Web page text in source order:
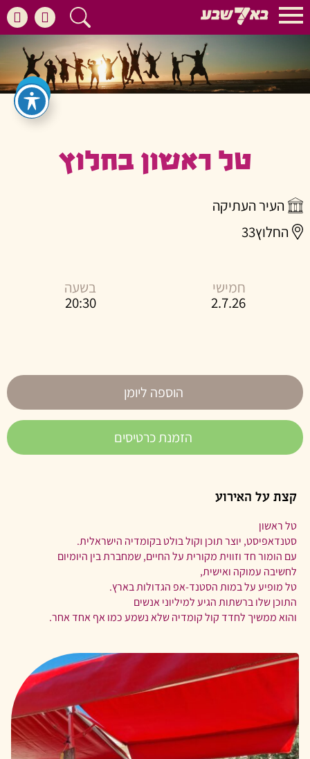
טל ראשון בחלוץ
העיר העתיקה
החלוץ33
חמישי
2.7.26
בשעה
20:30
הוספה ליומן
הזמנת כרטיסים
קצת על האירוע
טל ראשון
סטנדאפיסט, יוצר תוכן וקול בולט בקומדיה הישראלית.
עם הומור חד וזווית מקורית על החיים, שמחברת בין היומיום
לחשיבה עמוקה ואישית,
טל מופיע על במות הסטנד-אפ הגדולות בארץ.
התוכן שלו ברשתות הגיע למיליוני אנשים
והוא ממשיך לחדד קול קומדיה שלא נשמע כמו אף אחד אחר.